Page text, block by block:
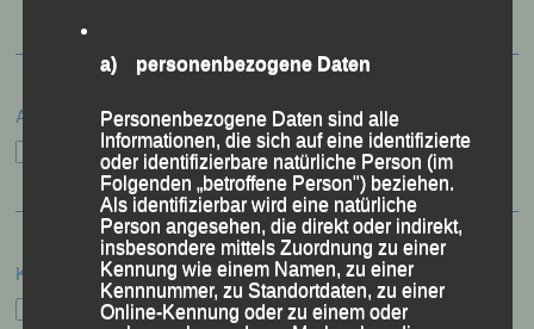
Archiv
Archiv
Kategorien
Kategorien
a) personenbezogene Daten
Personenbezogene Daten sind alle
Informationen, die sich auf eine identifizierte
oder identifizierbare natürliche Person (im
Folgenden „betroffene Person") beziehen.
Als identifizierbar wird eine natürliche
Person angesehen, die direkt oder indirekt,
insbesondere mittels Zuordnung zu einer
Kennung wie einem Namen, zu einer
Kennnummer, zu Standortdaten, zu einer
Online-Kennung oder zu einem oder